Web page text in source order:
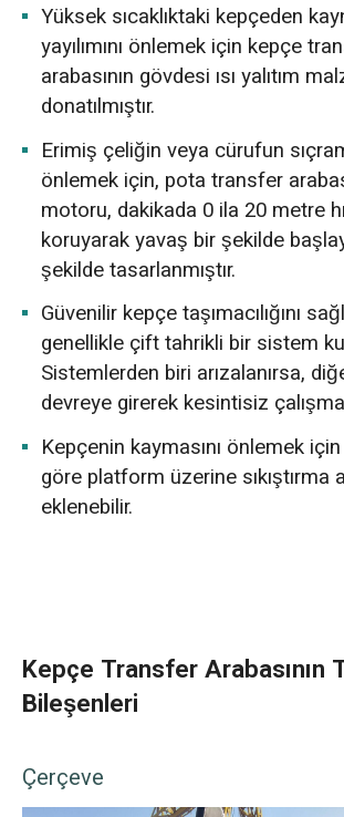
Yüksek sıcaklıktaki kepçeden
yayılımını önlemek için kepçe
arabasının gövdesi ısı yalıtım
donatılmıştır.
Erimiş çeliğin veya cürufun
önlemek için, pota transfer
motoru, dakikada 0 ila 20 metre
koruyarak yavaş bir şekilde
şekilde tasarlanmıştır.
Güvenilir kepçe taşımacılığını
genellikle çift tahrikli bir sistem
Sistemlerden biri arızalanırsa,
devreye girerek kesintisiz
Kepçenin kaymasını önlemek
göre platform üzerine sıkıştırma
eklenebilir.
Kepçe Transfer Arabasının
Bileşenleri
Çerçeve